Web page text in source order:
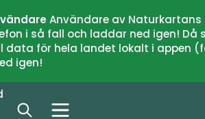
Användare av
i så fall och laddar ned igen!
data för hela landet lokalt i
igen!